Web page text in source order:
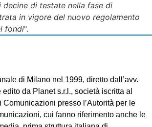
decine di testate nella fase di
in vigore del nuovo regolamento
fondi".
di Milano nel 1999, diretto dall’avv.
da Planet s.r.l., società iscritta al
Comunicazioni presso l’Autorità per le
cui fanno riferimento anche le